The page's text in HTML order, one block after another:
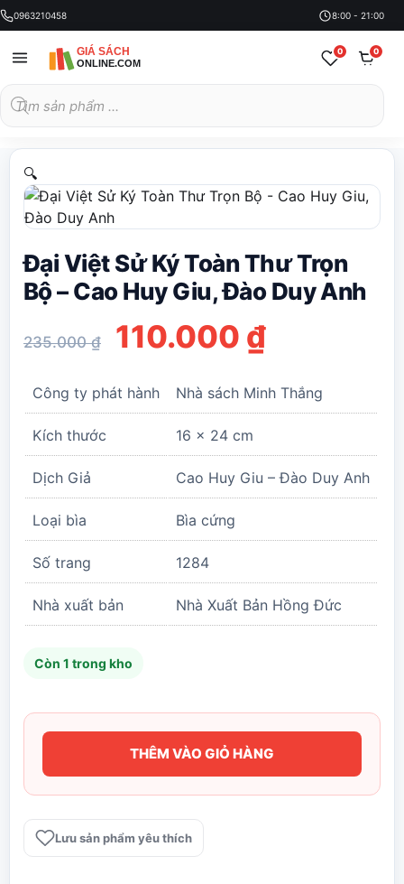
0963210458 8:00 - 21:00
kiếm
sản
0 0
🔍
Đại Việt Sử Ký Toàn Thư Trọn
Bộ – Cao Huy Giu, Đào Duy Anh
235.000₫
Giá
là:
235.000 ₫.
110.000 ₫Giá
tại
110.000
Công ty phát hành Nhà sách Minh Thắng
Kích thước 16 x 24 cm
Dịch Giả Cao Huy Giu – Đào Duy Anh
Loại bìa Bìa cứng
Số trang 1284
Nhà xuất bản Nhà Xuất Bản Hồng Đức
Còn 1 trong kho
Ký
Toàn
THÊM VÀO GIỎ HÀNG
Lưu sản phẩm yêu thích